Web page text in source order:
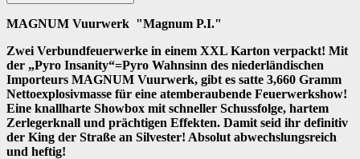
MAGNUM Vuurwerk "Magnum P.I."
Zwei Verbundfeuerwerke in einem XXL Karton verpackt! Mit
der „Pyro Insanity“=Pyro Wahnsinn des niederländischen
Importeurs MAGNUM Vuurwerk, gibt es satte 3,660 Gramm
Nettoexplosivmasse für eine atemberaubende Feuerwerkshow!
Eine knallharte Showbox mit schneller Schussfolge, hartem
Zerlegerknall und prächtigen Effekten. Damit seid ihr definitiv
der King der Straße an Silvester! Absolut abwechslungsreich
und heftig!